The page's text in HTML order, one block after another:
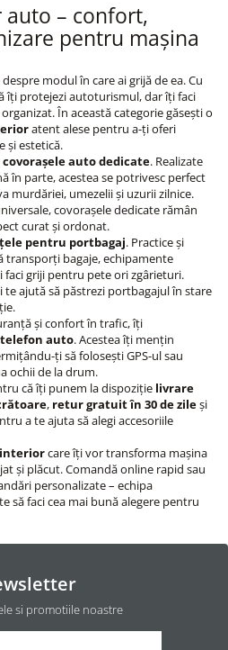
– confort,
pentru mașina
modul în care ai grijă de ea. Cu
îți protejezi autoturismul, dar îți faci
În această categorie găsești o
atent alese pentru a-ți oferi
și estetică.
covorașele auto dedicate. Realizate
în parte, acestea se potrivesc perfect
murdăriei, umezelii și uzurii zilnice.
covorașele dedicate rămân
curat și ordonat.
pentru portbagaj. Practice și
transporți bagaje, echipamente
griji pentru pete ori zgârieturi.
ajută să păstrezi portbagajul în stare
și confort în trafic, îți
auto. Acestea îți mențin
ți să folosești GPS-ul sau
ochii de la drum.
că îți punem la dispoziție livrare
, retur gratuit în 30 de zileși
a te ajuta să alegi accesoriile
care îți vor transforma mașina
și plăcut. Comandă online rapid sau
personalizate – echipa
să faci cea mai bună alegere pentru
si promotiile noastre